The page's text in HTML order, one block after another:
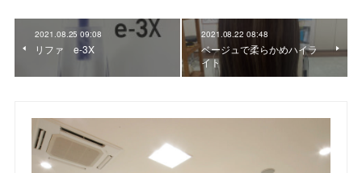
2021.08.25 09:08
リファ e-3X
2021.08.22 08:48
ベージュで柔らかめハイラ
イト